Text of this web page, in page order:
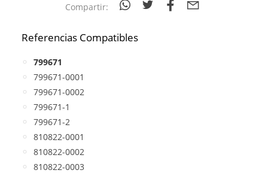
Compartir:
Referencias Compatibles
799671
799671-0001
799671-0002
799671-1
799671-2
810822-0001
810822-0002
810822-0003